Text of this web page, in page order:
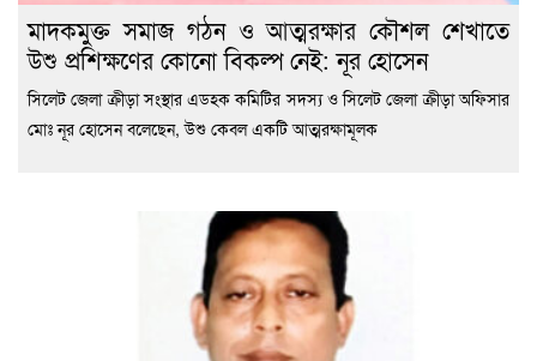
মাদকমুক্ত সমাজ গঠন ও আত্মরক্ষার কৌশল শেখাতে
উশু প্রশিক্ষণের কোনো বিকল্প নেই: নূর হোসেন
সিলেট জেলা ক্রীড়া সংস্থার এডহক কমিটির সদস্য ও সিলেট জেলা ক্রীড়া অফিসার
মোঃ নূর হোসেন বলেছেন, উশু কেবল একটি আত্মরক্ষামূলক